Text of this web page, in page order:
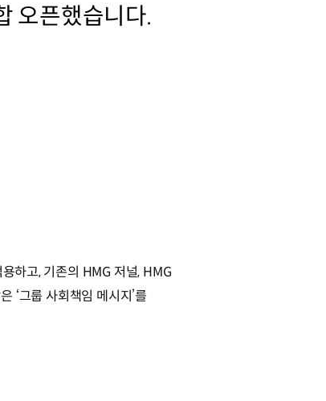
오픈했습니다.
하고, 기존의 HMG 저널, HMG
‘그룹 사회책임 메시지’를